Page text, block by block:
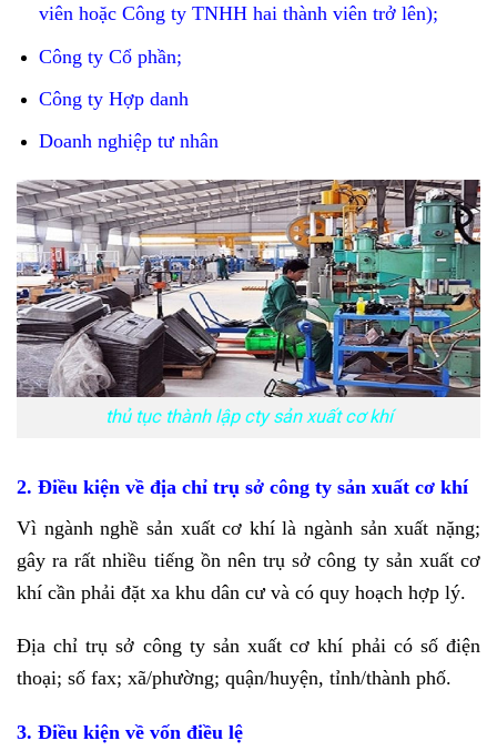
viên hoặc Công ty TNHH hai thành viên trở lên);
Công ty Cổ phần;
Công ty Hợp danh
Doanh nghiệp tư nhân
thủ tục thành lập cty sản xuất cơ khí
2. Điều kiện về địa chỉ trụ sở công ty sản xuất cơ khí
Vì ngành nghề sản xuất cơ khí là ngành sản xuất nặng;
gây ra rất nhiều tiếng ồn nên trụ sở công ty sản xuất cơ
khí cần phải đặt xa khu dân cư và có quy hoạch hợp lý.
Địa chỉ trụ sở công ty sản xuất cơ khí phải có số điện
thoại; số fax; xã/phường; quận/huyện, tỉnh/thành phố.
3. Điều kiện về vốn điều lệ